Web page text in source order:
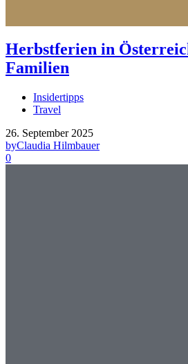
Herbstferien in
Familien
Insidertipps
Travel
26. September 2025
byClaudia Hilmbauer
0